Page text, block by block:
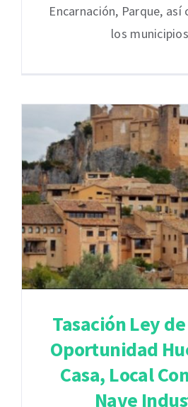
Encarnación, Parque,
los
Tasación Ley
Oportunidad
Casa, Local
Nave